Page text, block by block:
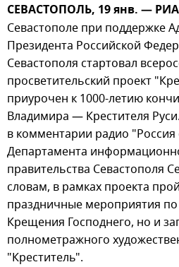
СЕВАСТОПОЛЬ, 19 янв. —
Севастополе при поддержке
Президента Российской
Севастополя стартовал
просветительский проект
приурочен к 1000-летию
Владимира — Крестителя
в комментарии радио "Россия
Департамента
правительства Севастополя
словам, в рамках проекта
праздничные мероприятия
Крещения Господнего, но и
полнометражного
"Креститель".